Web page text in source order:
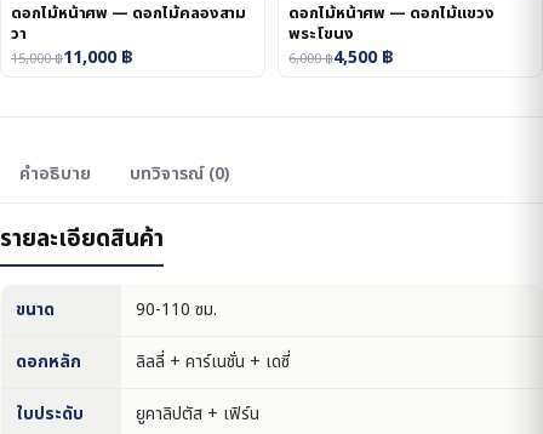
ดอกไม้หน้าศพ — ดอกไม้คลองสาม
วา
15,000฿11,000฿
ดอกไม้หน้าศพ — ดอกไม้แขวง
พระโขนง
6,000฿4,500฿
คำอธิบาย บทวิจารณ์ (0)
รายละเอียดสินค้า
ขนาด 90-110 ซม.
ดอกหลัก ลิลลี่ + คาร์เนชั่น + เดซี่
ใบประดับ
ยูคาลิปตัส + เฟิร์น